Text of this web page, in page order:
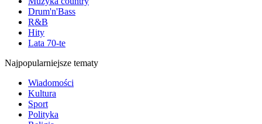
Drum'n'Bass
R&B
Hity
Lata 70-te
Najpopularniejsze tematy
Wiadomości
Kultura
Sport
Polityka